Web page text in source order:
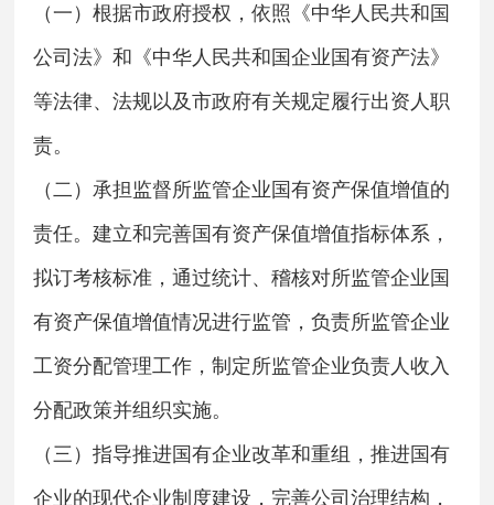
（一）根据市政府授权，依照《中华人民共和国
公司法》和《中华人民共和国企业国有资产法》
等法律、法规以及市政府有关规定履行出资人职
责。
（二）承担监督所监管企业国有资产保值增值的
责任。建立和完善国有资产保值增值指标体系，
拟订考核标准，通过统计、稽核对所监管企业国
有资产保值增值情况进行监管，负责所监管企业
工资分配管理工作，制定所监管企业负责人收入
分配政策并组织实施。
（三）指导推进国有企业改革和重组，推进国有
企业的现代企业制度建设，完善公司治理结构，